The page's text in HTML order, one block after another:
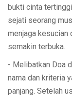
bukti cinta
sejati seorang
menjaga kesucian
semakin terbuka.
- Melibatkan Doa
nama dan kriteria
panjang. Setelah